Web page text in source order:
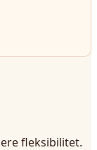
fleksibilitet.